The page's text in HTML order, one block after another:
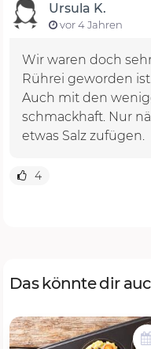
Ursula K.
vor 4 Jahren
Wir waren doch
Rührei geworden
Auch mit den
schmackhaft. Nur
4
Das könnte dir